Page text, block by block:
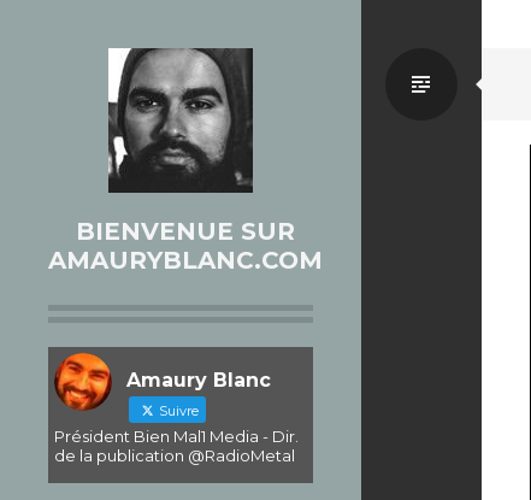
BIENVENUE SUR
AMAURYBLANC.COM
Amaury Blanc
Suivre
Président Bien Mal1 Media - Dir.
de la publication @RadioMetal
Par